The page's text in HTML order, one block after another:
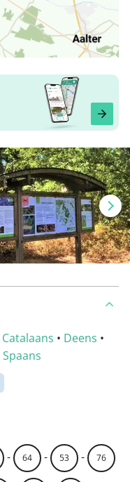
Catalaans • Deens •
Spaans
- 64 - 53 - 76